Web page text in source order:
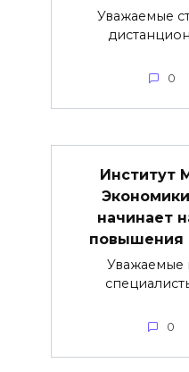
Уважаемые
0
Институт
начинает
повышения
Уважаемые
0